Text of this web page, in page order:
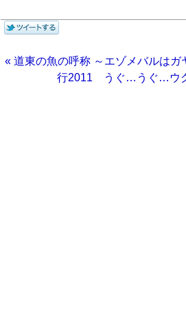
« 道東の魚の呼称 ～エゾメバルはガ
行2011 うぐ…うぐ…ウ